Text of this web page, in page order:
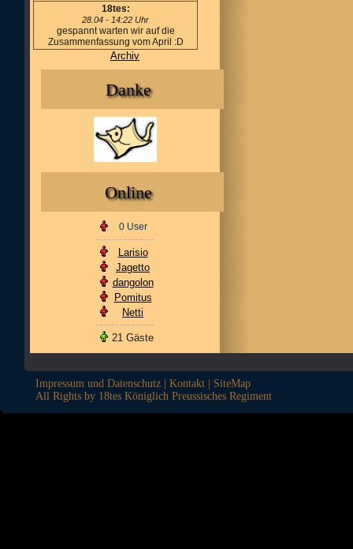
18tes:
28.04 - 14:22 Uhr
gespannt warten wir auf die
Zusammenfassung vom April :D
Archiv
Danke
Online
0 User
Larisio
Jagetto
dangolon
Pomitus
Netti
21 Gäste
Impressum und Datenschutz Kontakt
SiteMap
All Rights by 18tes Königlich Preussisches Regiment